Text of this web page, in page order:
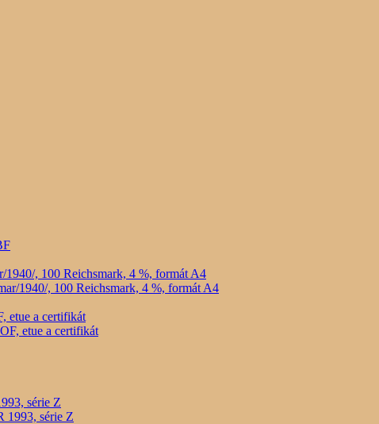
, 100 Reichsmark, 4 %, formát A4
etue a certifikát
série Z